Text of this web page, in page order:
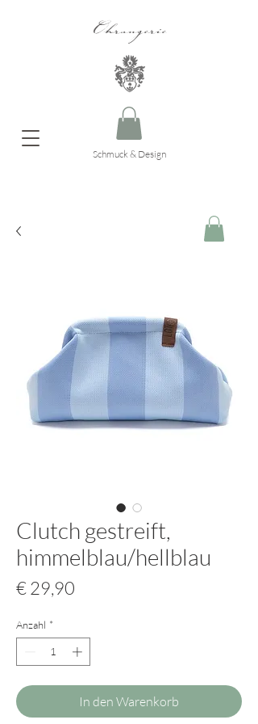
Ohrangerie
Schmuck & Design
Clutch gestreift,
himmelblau/hellblau
€ 29,90
Anzahl *
In den Warenkorb